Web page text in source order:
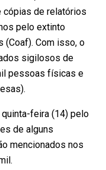
cópias de relatórios
pelo extinto
(Coaf). Com isso, o
sigilosos de
pessoas físicas e
feira (14) pelo
de alguns
mencionados nos